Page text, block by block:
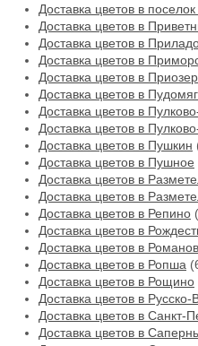
Доставка цветов в
Доставка цветов в
Доставка цветов в
Доставка цветов в
Доставка цветов в
Доставка цветов в
Доставка цветов в
Доставка цветов в
Доставка цветов в Пушкин
Доставка цветов в Пушное
Доставка цветов в
Доставка цветов в
Доставка цветов в Репино
Доставка цветов в
Доставка цветов в
Доставка цветов в Ропша
Доставка цветов в Рощино
Доставка цветов в Русско-
Доставка цветов в Санкт-
Доставка цветов в